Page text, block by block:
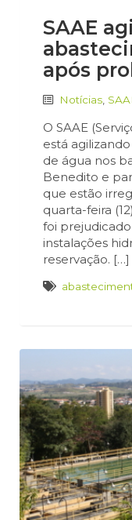
SAAE
após
Notícias
O SAAE
está
de água nos
Benedito e
que estão
quarta-feira
foi
instalações
reservação. […]